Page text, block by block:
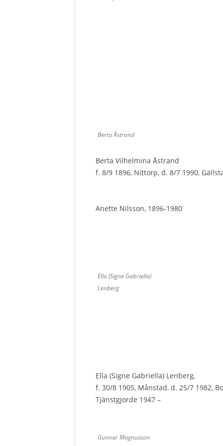
Berta Åstrand
Berta Vilhelmina Åstrand
f. 8/9 1896, Nittorp, d. 8/7 1990,
Anette Nilsson, 1896-1980
Ella (Signe Gabriella)
Lenberg
Ella (Signe Gabriella) Lenberg,
f. 30/8 1905, Månstad, d. 25/7 1982,
Tjänstgjorde 1947 –
Gunnar Magnusson